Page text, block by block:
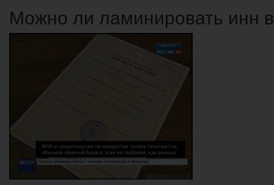
Можно ли ламинировать инн